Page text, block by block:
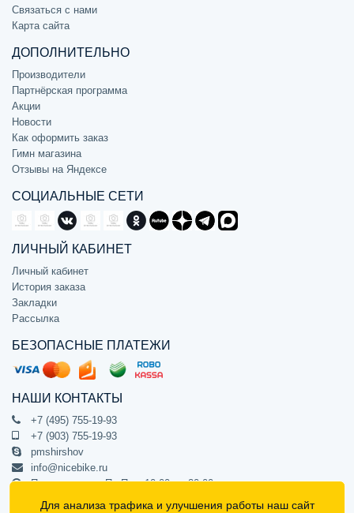
Связаться с нами
Карта сайта
ДОПОЛНИТЕЛЬНО
Производители
Партнёрская программа
Акции
Новости
Как оформить заказ
Гимн магазина
Отзывы на Яндексе
СОЦИАЛЬНЫЕ СЕТИ
ЛИЧНЫЙ КАБИНЕТ
Личный кабинет
История заказа
Закладки
Рассылка
БЕЗОПАСНЫЕ ПЛАТЕЖИ
НАШИ КОНТАКТЫ
+7 (495) 755-19-93
+7 (903) 755-19-93
pmshirshov
info@nicebike.ru
Прием звонков Пн-Пт с 10:00 до 20:00
ПВЗ Пн-Пт с 10:00 до 20:00
Для анализа трафика и улучшения работы наш сайт